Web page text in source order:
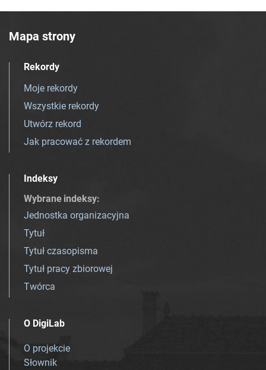
Mapa strony
Rekordy
Moje rekordy
Wszystkie rekordy
Utwórz rekord
Jak pracować z rekordem
Indeksy
Wybrane indeksy:
Jednostka organizacyjna
Tytuł
Tytuł czasopisma
Tytuł pracy zbiorowej
Twórca
O DigiLab
O projekcie
Słownik